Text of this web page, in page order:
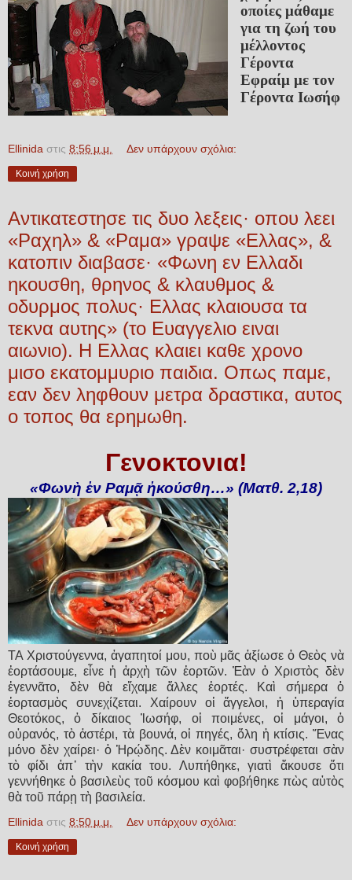
οποίες μάθαμε
για τη ζωή του
μέλλοντος
Γέροντα
Εφραίμ με τον
Γέροντα Ιωσήφ
Ellinida στις 8:56 μ.μ. Δεν υπάρχουν σχόλια:
Κοινή χρήση
Αντικατεστησε τις δυο λεξεις· οπου λεει
«Ραχηλ» & «Ραμα» γραψε «Ελ­λας», &
κατοπιν διαβασε· «Φωνη εν Ελλαδι
ηκουσθη, θρηνος & κλαυθμος &
οδυρμος πολυς· Ελ­λας κλαιουσα τα
τεκνα αυτης» (το Ευαγγελιο ειναι
αιωνιο). Η Ελλας κλαιει καθε χρονο
μισο εκατομμυριο παιδια. Οπως παμε,
εαν δεν ληφθουν μετρα δραστικα, αυτος
ο τοπος θα ερημωθη.
Γενοκτονια!
«Φωνὴ ἐν Ραμᾷ ἠκούσθη…» (Ματθ. 2,18)
ΤΑ Χριστούγεννα, ἀγαπητοί μου, ποὺ μᾶς ἀ­ξίωσε ὁ Θεὸς νὰ
ἑορτάσουμε, εἶνε ἡ ἀρ­χὴ τῶν ἑορτῶν. Ἐὰν ὁ Χριστὸς δὲν
ἐγεννᾶτο, δὲν θὰ εἴχαμε ἄλλες ἑορτές. Καὶ σήμερα ὁ
ἑορτασμὸς συ­νεχίζεται. Χαίρουν οἱ ἄγ­γελοι, ἡ ὑ­­περ­αγία
Θεοτόκος, ὁ δίκαιος Ἰωσήφ, οἱ ποιμέ­νες, οἱ μάγοι, ὁ
οὐρανός, τὸ ἀστέρι, τὰ βουνά, οἱ πηγές, ὅλη ἡ κτίσις. Ἕνας
μόνο δὲν χαίρει· ὁ Ἡ­ρῴ­δης. Δὲν κοιμᾶται· συστρέφεται σὰν
τὸ φίδι ἀπ᾽ τὴν κακία του. Λυπήθηκε, γιατὶ ἄκουσε ὅ­τι
γεννήθηκε ὁ βασιλεὺς τοῦ κόσμου καὶ φο­βήθηκε πὼς αὐτὸς
θὰ τοῦ πά­ρῃ τὴ βασιλεία.
Ellinida στις 8:50 μ.μ. Δεν υπάρχουν σχόλια:
Κοινή χρήση